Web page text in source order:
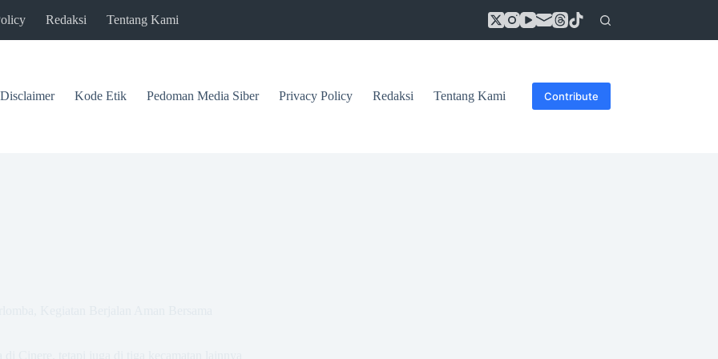
Redaksi Tentang Kami
Disclaimer Kode Etik Pedoman Media Siber Privacy Policy Redaksi Tentang Kami Contribute